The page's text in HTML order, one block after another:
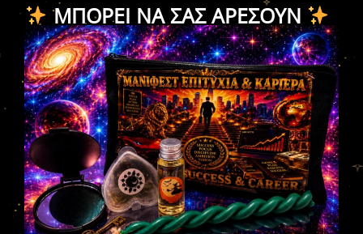
ΜΠΟΡΕΊ ΝΑ ΣΑΣ ΑΡΈΣΟΥΝ